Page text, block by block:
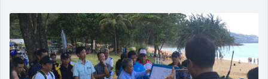
Campagne de sécurité routière ‘Seven Days of Danger’ de